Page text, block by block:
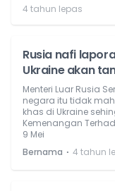
4 tahun lepas
Rusia nafi
Ukraine akan
Menteri Luar Rusia
negara itu tidak
khas di Ukraine
Kemenangan
9 Mei
Bernama ⋅ 4 tahun